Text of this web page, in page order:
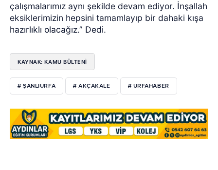
çalışmalarımız aynı şekilde devam ediyor. İnşallah
eksiklerimizin hepsini tamamlayıp bir dahaki kışa
hazırlıklı olacağız.” Dedi.
KAYNAK: KAMU BÜLTENİ
# ŞANLIURFA # AKÇAKALE # URFAHABER